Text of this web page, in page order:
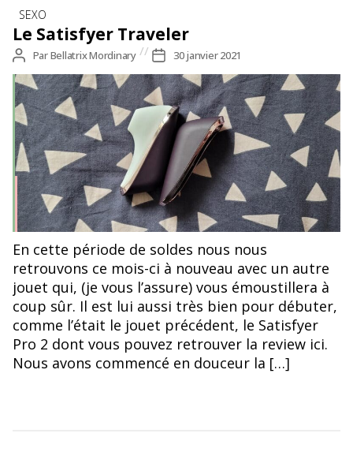
Catégories
SEXO
Le Satisfyer Traveler
Auteur
de
l’article
ParBellatrix Mordinary
Date
de
l’article
30 janvier 2021
Satisfyer Pro Traveler
En cette période de soldes nous nous
retrouvons ce mois-ci à nouveau avec un autre
jouet qui, (je vous l’assure) vous émoustillera à
coup sûr. Il est lui aussi très bien pour débuter,
comme l’était le jouet précédent, le Satisfyer
Pro 2 dont vous pouvez retrouver la review ici.
Nous avons commencé en douceur la […]